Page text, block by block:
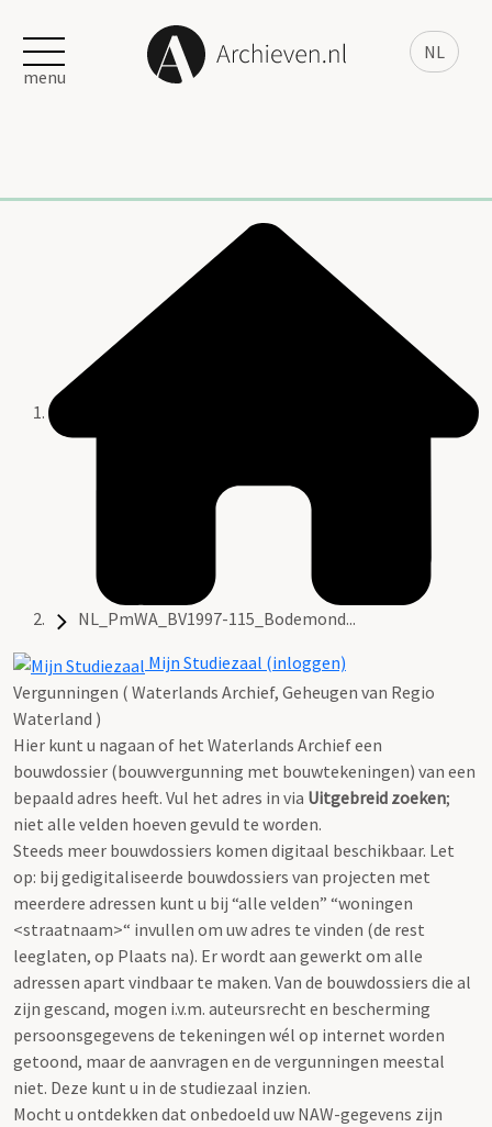
NL
menu
NL_PmWA_BV1997-115_Bodemond...
Mijn Studiezaal (inloggen)
Vergunningen ( Waterlands Archief, Geheugen van Regio
Waterland )
Hier kunt u nagaan of het Waterlands Archief een
bouwdossier (bouwvergunning met bouwtekeningen) van een
bepaald adres heeft. Vul het adres in via Uitgebreid zoeken;
niet alle velden hoeven gevuld te worden.
Steeds meer bouwdossiers komen digitaal beschikbaar. Let
op: bij gedigitaliseerde bouwdossiers van projecten met
meerdere adressen kunt u bij “alle velden” “woningen
<straatnaam>“ invullen om uw adres te vinden (de rest
leeglaten, op Plaats na). Er wordt aan gewerkt om alle
adressen apart vindbaar te maken. Van de bouwdossiers die al
zijn gescand, mogen i.v.m. auteursrecht en bescherming
persoonsgegevens de tekeningen wél op internet worden
getoond, maar de aanvragen en de vergunningen meestal
niet. Deze kunt u in de studiezaal inzien.
Mocht u ontdekken dat onbedoeld uw NAW-gegevens zijn